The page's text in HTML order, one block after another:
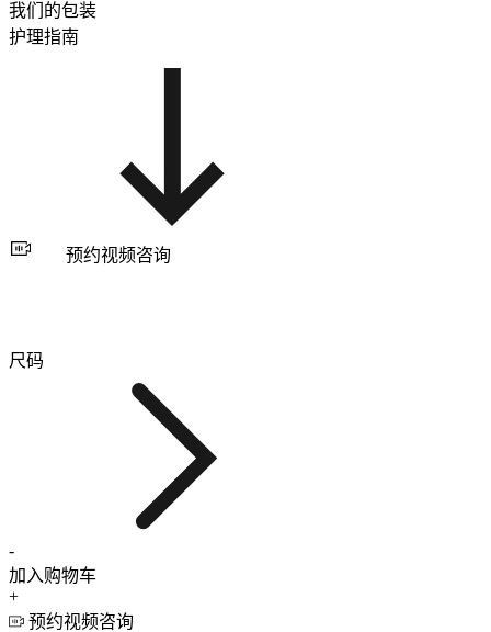
我们的包装
护理指南
预约视频咨询
尺码
-
加入购物车
+
预约视频咨询